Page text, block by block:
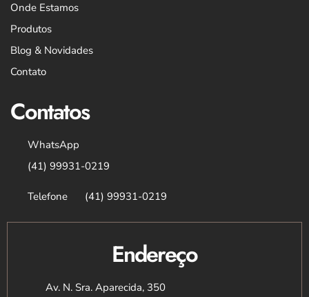
Onde Estamos
Produtos
Blog & Novidades
Contato
Contatos
WhatsApp
(41) 99931-0219
Telefone (41) 99931-0219
Endereço
Av. N. Sra. Aparecida, 350